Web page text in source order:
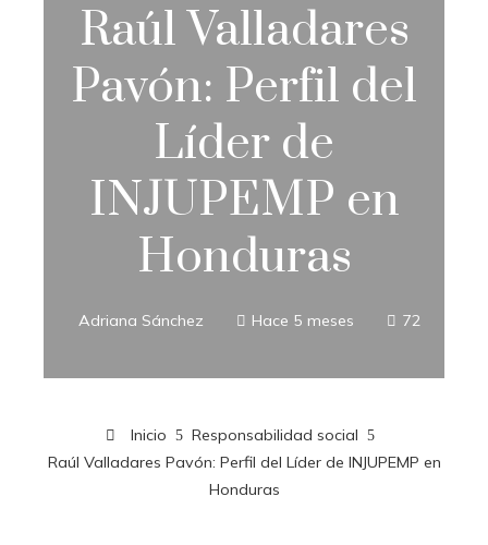
Raúl Valladares
Pavón: Perfil del
Líder de
INJUPEMP en
Honduras
Adriana Sánchez Hace 5 meses 72
Inicio
Responsabilidad social
Raúl Valladares Pavón: Perfil del Líder de INJUPEMP en
Honduras